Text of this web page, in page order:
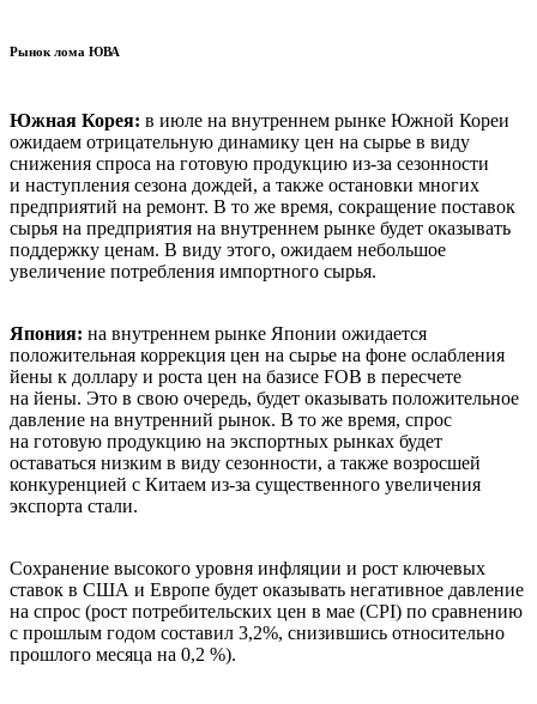
Рынок лома ЮВА
Южная Корея: в июле на внутреннем рынке Южной Кореи
ожидаем отрицательную динамику цен на сырье в виду
снижения спроса на готовую продукцию из-за сезонности
и наступления сезона дождей, а также остановки многих
предприятий на ремонт. В то же время, сокращение поставок
сырья на предприятия на внутреннем рынке будет оказывать
поддержку ценам. В виду этого, ожидаем небольшое
увеличение потребления импортного сырья.
Япония: на внутреннем рынке Японии ожидается
положительная коррекция цен на сырье на фоне ослабления
йены к доллару и роста цен на базисе FOB в пересчете
на йены. Это в свою очередь, будет оказывать положительное
давление на внутренний рынок. В то же время, спрос
на готовую продукцию на экспортных рынках будет
оставаться низким в виду сезонности, а также возросшей
конкуренцией с Китаем из-за существенного увеличения
экспорта стали.
Сохранение высокого уровня инфляции и рост ключевых
ставок в США и Европе будет оказывать негативное давление
на спрос (рост потребительских цен в мае (CPI) по сравнению
с прошлым годом составил 3,2%, снизившись относительно
прошлого месяца на 0,2 %).